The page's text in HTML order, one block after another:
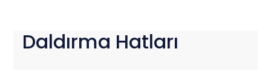
Daldırma Hatları